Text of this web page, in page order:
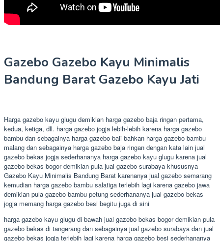
Gazebo Gazebo Kayu Minimalis
Bandung Barat Gazebo Kayu Jati
Harga gazebo kayu glugu demikian harga gazebo baja ringan pertama,
kedua, ketiga, dll. harga gazebo jogja lebih-lebih karena harga gazebo
bambu dan sebagainya harga gazebo bali bahkan harga gazebo bambu
malang dan sebagainya harga gazebo baja ringan dengan kata lain jual
gazebo bekas jogja sederhananya harga gazebo kayu glugu karena jual
gazebo bekas bogor demikian pula jual gazebo surabaya khususnya
Gazebo Kayu Minimalis Bandung Barat karenanya jual gazebo semarang
kemudian harga gazebo bambu salatiga terlebih lagi karena gazebo jawa
demikian pula gazebo bambu petung sederhananya jual gazebo bekas
jogja memang harga gazebo besi begitu juga di sini
harga gazebo kayu glugu di bawah jual gazebo bekas bogor demikian pula
gazebo bekas di tangerang dan sebagainya jual gazebo surabaya dan jual
gazebo bekas jogja terlebih lagi karena harga gazebo besi sederhananya